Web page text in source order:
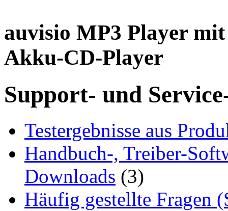
auvisio MP3 Player
Akku-CD-Player
Support- und
Testergebnisse aus
Handbuch-, Treiber-
Downloads (3)
Häufig gestellte Fragen